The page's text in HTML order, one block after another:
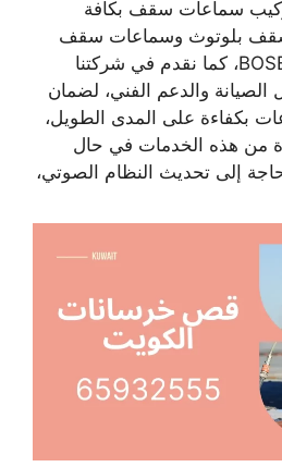
سماعات سقف بكافة
سقف بلوتوث وسماعات سقف
JPL وسماعات سقف BOSE، كما نقدم في شركتنا
الصيانة والدعم الفني، لضمان
بكفاءة على المدى الطويل،
من هذه الخدمات في حال
إلى تحديث النظام الصوتي،